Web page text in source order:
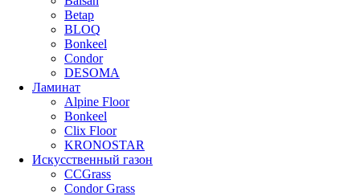
Betap
BLOQ
Bonkeel
Condor
DESOMA
Ламинат
Alpine Floor
Bonkeel
Clix Floor
KRONOSTAR
Искусственный газон
CCGrass
Condor Grass